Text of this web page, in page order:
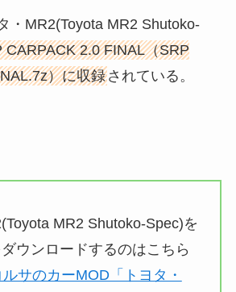
・MR2(Toyota MR2 Shutoko-
CARPACK 2.0 FINAL（SRP
）に収録されている。
MR2 Shutoko-Spec)を
ウンロードするのはこちら
サのカーMOD「トヨタ・